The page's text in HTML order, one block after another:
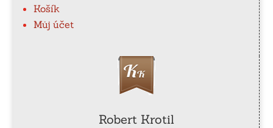
Košík
Můj účet
Robert Krotil